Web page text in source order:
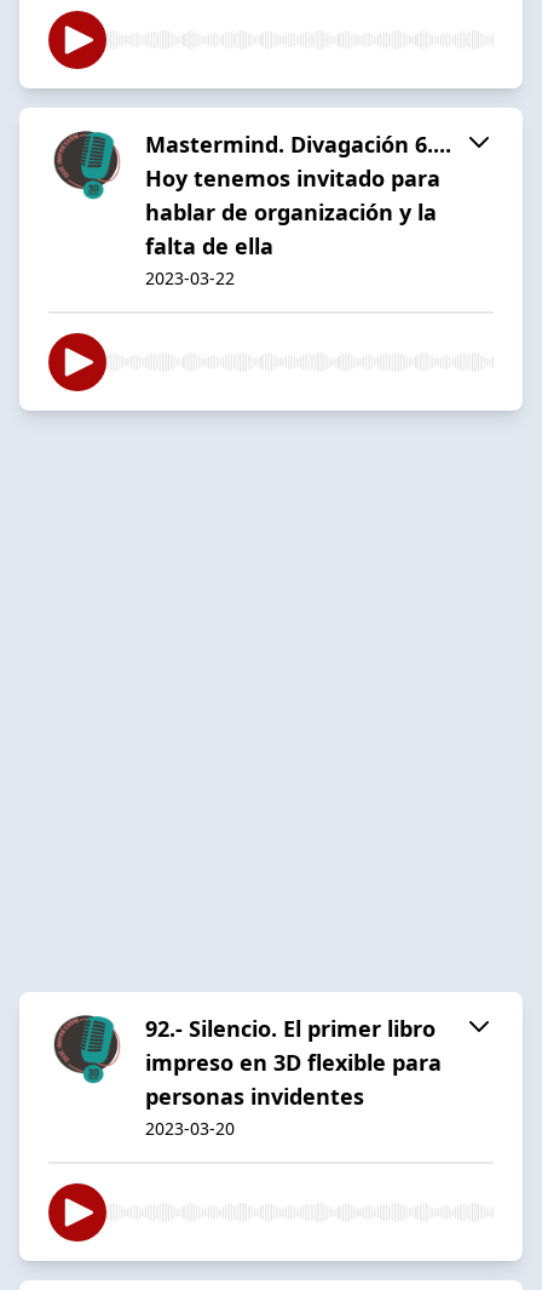
Mastermind. Divagación 6....
Hoy tenemos invitado para
hablar de organización y la
falta de ella
2023-03-22
92.- Silencio. El primer libro
impreso en 3D flexible para
personas invidentes
2023-03-20